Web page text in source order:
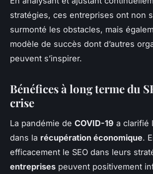
stratégies, ces entreprises ont non
surmonté les obstacles, mais
modèle de succès dont d’autres
peuvent s’inspirer.
Bénéfices à long terme du
crise
La pandémie de COVID-19 a clarifié
dans la récupération économique.
efficacement le SEO dans leurs
entreprises peuvent positivement